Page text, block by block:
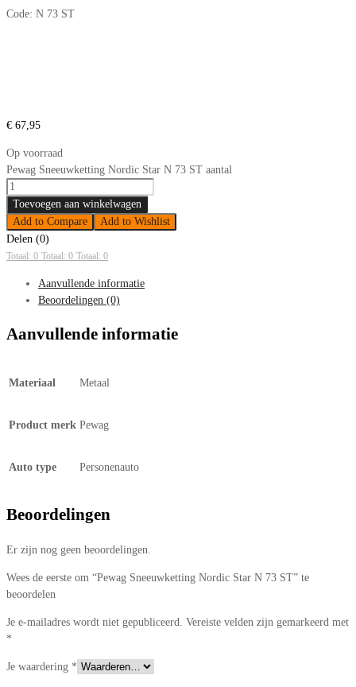
Code: N 73 ST
€ 67,95
Op voorraad
Pewag Sneeuwketting Nordic Star N 73 ST aantal
Toevoegen aan winkelwagen
Add to Compare
Add to Wishlist
Delen (0)
Totaal: 0 Totaal: 0 Totaal: 0
Aanvullende informatie
Beoordelingen (0)
Aanvullende informatie
Materiaal Metaal
Product merk Pewag
Auto type Personenauto
Beoordelingen
Er zijn nog geen beoordelingen.
Wees de eerste om “Pewag Sneeuwketting Nordic Star N 73 ST” te
beoordelen
Je e-mailadres wordt niet gepubliceerd. Vereiste velden zijn gemarkeerd met
*
Je waardering *